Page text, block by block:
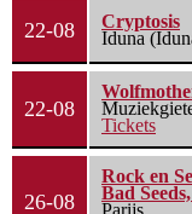
22-08
Cryptosis
Iduna
22-08
Tickets
26-08
Rock en
Bad